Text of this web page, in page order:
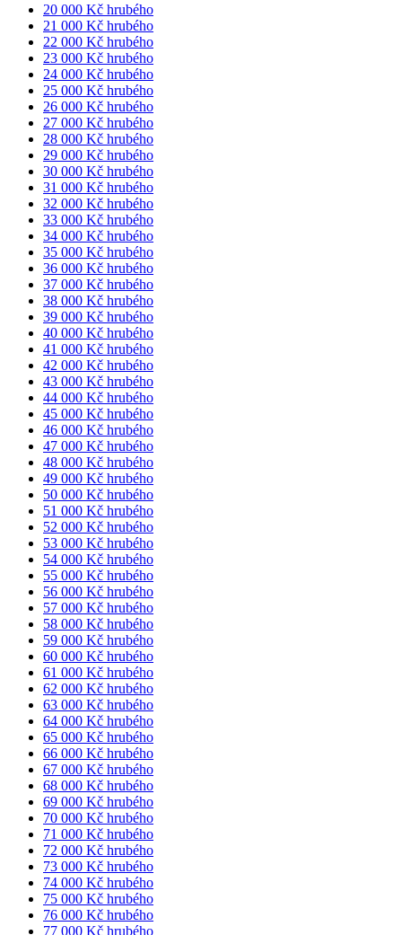
20 000 Kč hrubého
21 000 Kč hrubého
22 000 Kč hrubého
23 000 Kč hrubého
24 000 Kč hrubého
25 000 Kč hrubého
26 000 Kč hrubého
27 000 Kč hrubého
28 000 Kč hrubého
29 000 Kč hrubého
30 000 Kč hrubého
31 000 Kč hrubého
32 000 Kč hrubého
33 000 Kč hrubého
34 000 Kč hrubého
35 000 Kč hrubého
36 000 Kč hrubého
37 000 Kč hrubého
38 000 Kč hrubého
39 000 Kč hrubého
40 000 Kč hrubého
41 000 Kč hrubého
42 000 Kč hrubého
43 000 Kč hrubého
44 000 Kč hrubého
45 000 Kč hrubého
46 000 Kč hrubého
47 000 Kč hrubého
48 000 Kč hrubého
49 000 Kč hrubého
50 000 Kč hrubého
51 000 Kč hrubého
52 000 Kč hrubého
53 000 Kč hrubého
54 000 Kč hrubého
55 000 Kč hrubého
56 000 Kč hrubého
57 000 Kč hrubého
58 000 Kč hrubého
59 000 Kč hrubého
60 000 Kč hrubého
61 000 Kč hrubého
62 000 Kč hrubého
63 000 Kč hrubého
64 000 Kč hrubého
65 000 Kč hrubého
66 000 Kč hrubého
67 000 Kč hrubého
68 000 Kč hrubého
69 000 Kč hrubého
70 000 Kč hrubého
71 000 Kč hrubého
72 000 Kč hrubého
73 000 Kč hrubého
74 000 Kč hrubého
75 000 Kč hrubého
76 000 Kč hrubého
77 000 Kč hrubého